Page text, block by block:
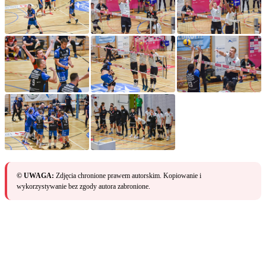
© UWAGA: Zdjęcia chronione prawem autorskim. Kopiowanie i
wykorzystywanie bez zgody autora zabronione.